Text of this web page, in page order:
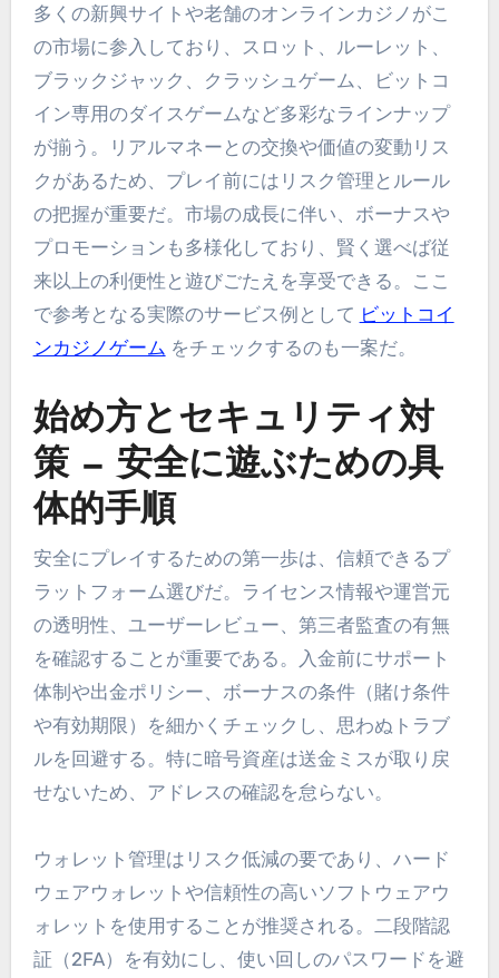
多くの新興サイトや老舗のオンラインカジノがこ
の市場に参入しており、スロット、ルーレット、
ブラックジャック、クラッシュゲーム、ビットコ
イン専用のダイスゲームなど多彩なラインナップ
が揃う。リアルマネーとの交換や価値の変動リス
クがあるため、プレイ前にはリスク管理とルール
の把握が重要だ。市場の成長に伴い、ボーナスや
プロモーションも多様化しており、賢く選べば従
来以上の利便性と遊びごたえを享受できる。ここ
で参考となる実際のサービス例として ビットコイ
ンカジノゲーム をチェックするのも一案だ。
始め方とセキュリティ対
策 — 安全に遊ぶための具
体的手順
安全にプレイするための第一歩は、信頼できるプ
ラットフォーム選びだ。ライセンス情報や運営元
の透明性、ユーザーレビュー、第三者監査の有無
を確認することが重要である。入金前にサポート
体制や出金ポリシー、ボーナスの条件（賭け条件
や有効期限）を細かくチェックし、思わぬトラブ
ルを回避する。特に暗号資産は送金ミスが取り戻
せないため、アドレスの確認を怠らない。
ウォレット管理はリスク低減の要であり、ハード
ウェアウォレットや信頼性の高いソフトウェアウ
ォレットを使用することが推奨される。二段階認
証（2FA）を有効にし、使い回しのパスワードを避